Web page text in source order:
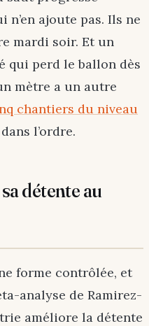
n’en ajoute pas. Ils ne
mardi soir. Et un
qui perd le ballon dès
mètre a un autre
chantiers du niveau
l’ordre.
détente au
forme contrôlée, et
analyse de Ramirez-
améliore la détente